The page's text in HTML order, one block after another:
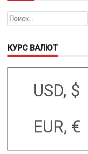
Найти:
КУРС ВАЛЮТ
USD, $
EUR, €